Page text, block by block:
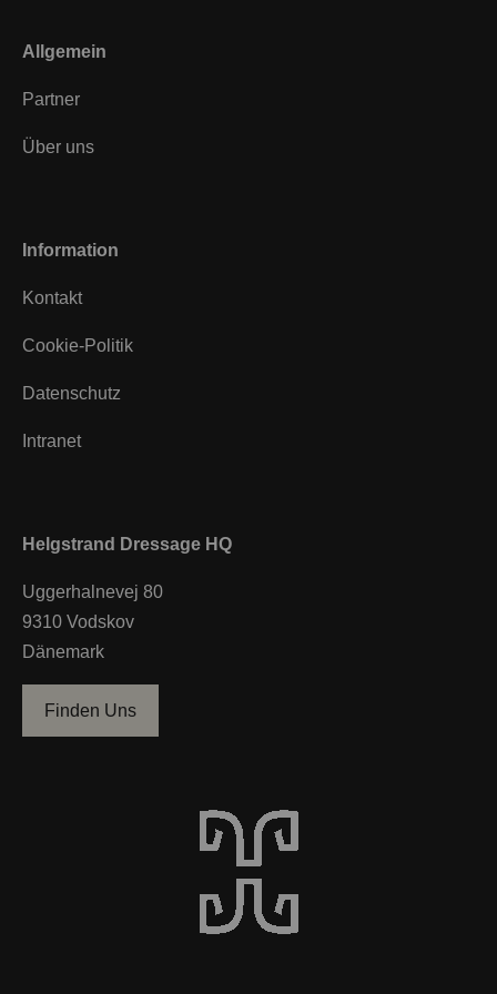
Helgstrand Dressage HQ
Uggerhalnevej 80
9310 Vodskov
Dänemark
Finden Uns
Allgemein
Partner
Über uns
Information
Kontakt
Cookie-Politik
Datenschutz
Intranet